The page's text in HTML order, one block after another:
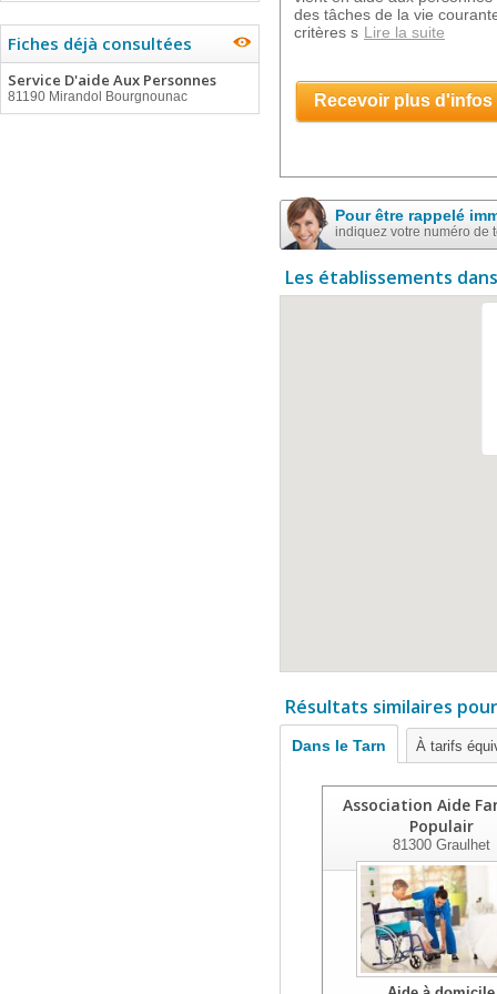
Fiches déjà consultées
Service D'aide Aux Personnes
81190 Mirandol Bourgnounac
des tâches de la vie
critères s Lire la suite
Recevoir plus d'infos
Pour être rappelé
indiquez votre numéro de
Les établissements
Résultats similaires
Dans le Tarn À tarifs
Association Aide
Populair
81300Graulhet